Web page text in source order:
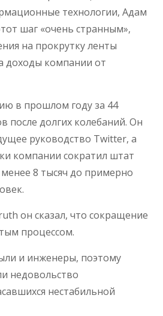
технологии, Адам
шаг «очень странным»,
на прокрутку ленты
доходы компании от
в прошлом году за 44
после долгих колебаний. Он
руководство Twitter, а
компании сократил штат
8 тысяч до примерно
он сказал, что сокращение
процессом.
и инженеры, поэтому
недовольство
нестабильной